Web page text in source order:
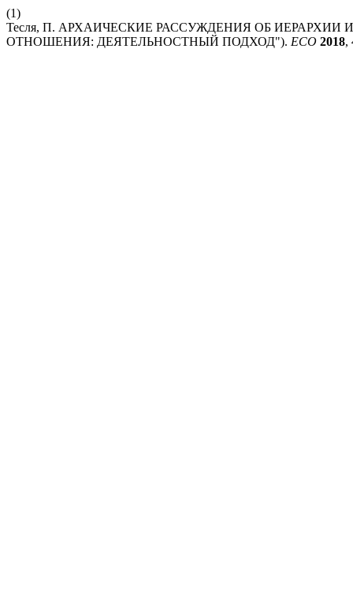
(1)
Тесля, П. АРХАИЧЕСКИЕ РАССУЖДЕНИЯ ОБ
ОТНОШЕНИЯ: ДЕЯТЕЛЬНОСТНЫЙ ПОДХОД"). ECO 2018,